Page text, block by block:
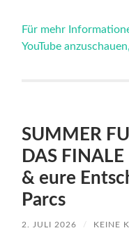
wäre
#roadtrip“
Für mehr
YouTube
SUMMER
DAS
& eure
Parcs
2. JULI 2026 / KEINE